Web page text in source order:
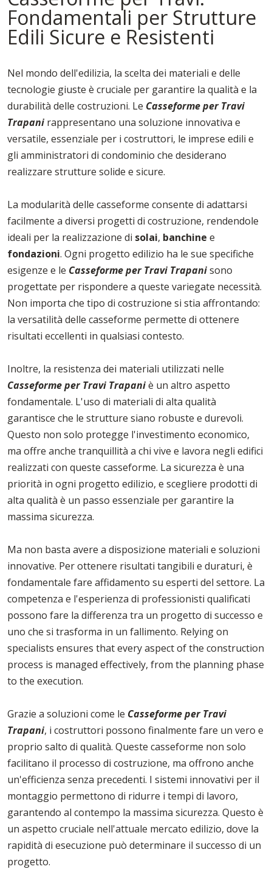
Fondamentali per Strutture
Edili Sicure e Resistenti
Nel mondo dell'edilizia, la scelta dei materiali e delle
tecnologie giuste è cruciale per garantire la qualità e la
durabilità delle costruzioni. Le Casseforme per Travi
Trapani rappresentano una soluzione innovativa e
versatile, essenziale per i costruttori, le imprese edili e
gli amministratori di condominio che desiderano
realizzare strutture solide e sicure.
La modularità delle casseforme consente di adattarsi
facilmente a diversi progetti di costruzione, rendendole
ideali per la realizzazione di solai, banchine e
fondazioni. Ogni progetto edilizio ha le sue specifiche
esigenze e le Casseforme per Travi Trapanisono
progettate per rispondere a queste variegate necessità.
Non importa che tipo di costruzione si stia affrontando:
la versatilità delle casseforme permette di ottenere
risultati eccellenti in qualsiasi contesto.
Inoltre, la resistenza dei materiali utilizzati nelle
Casseforme per Travi Trapaniè un altro aspetto
fondamentale. L'uso di materiali di alta qualità
garantisce che le strutture siano robuste e durevoli.
Questo non solo protegge l'investimento economico,
ma offre anche tranquillità a chi vive e lavora negli edifici
realizzati con queste casseforme. La sicurezza è una
priorità in ogni progetto edilizio, e scegliere prodotti di
alta qualità è un passo essenziale per garantire la
massima sicurezza.
Ma non basta avere a disposizione materiali e soluzioni
innovative. Per ottenere risultati tangibili e duraturi, è
fondamentale fare affidamento su esperti del settore. La
competenza e l'esperienza di professionisti qualificati
possono fare la differenza tra un progetto di successo e
uno che si trasforma in un fallimento. Relying on
specialists ensures that every aspect of the construction
process is managed effectively, from the planning phase
to the execution.
Grazie a soluzioni come le Casseforme per Travi
Trapani, i costruttori possono finalmente fare un vero e
proprio salto di qualità. Queste casseforme non solo
facilitano il processo di costruzione, ma offrono anche
un'efficienza senza precedenti. I sistemi innovativi per il
montaggio permettono di ridurre i tempi di lavoro,
garantendo al contempo la massima sicurezza. Questo è
un aspetto cruciale nell'attuale mercato edilizio, dove la
rapidità di esecuzione può determinare il successo di un
progetto.